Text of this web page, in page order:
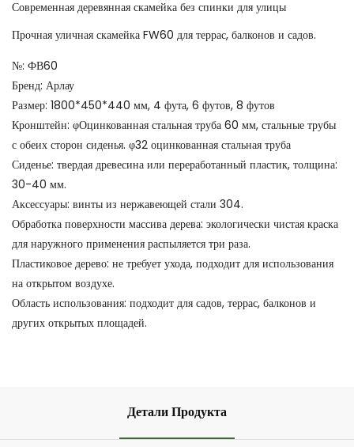
Современная деревянная скамейка без спинки для улицы
Прочная уличная скамейка FW60 для террас, балконов и садов.
№: ФВ60
Бренд: Арлау
Размер: 1800*450*440 мм, 4 фута, 6 футов, 8 футов
Кронштейн: φОцинкованная стальная труба 60 мм, стальные трубы
с обеих сторон сиденья. φ32 оцинкованная стальная труба
Сиденье: твердая древесина или переработанный пластик, толщина:
30-40 мм.
Аксессуары: винты из нержавеющей стали 304.
Обработка поверхности массива дерева: экологически чистая краска
для наружного применения распыляется три раза.
Пластиковое дерево: не требует ухода, подходит для использования
на открытом воздухе.
Область использования: подходит для садов, террас, балконов и
других открытых площадей.
Детали Продукта